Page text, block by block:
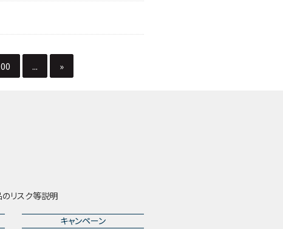
... »
リスク等説明
キャンペーン